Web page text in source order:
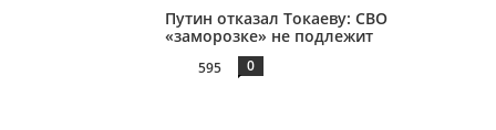
Путин отказал Токаеву: СВО
«заморозке» не подлежит
595 0